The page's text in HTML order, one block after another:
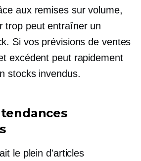
aux remises sur volume,
trop peut entraîner un
Si vos prévisions de ventes
excédent peut rapidement
stocks invendus.
le plein d'articles